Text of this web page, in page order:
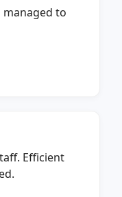
managed to
Efficient